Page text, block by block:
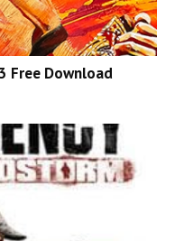
Free Download